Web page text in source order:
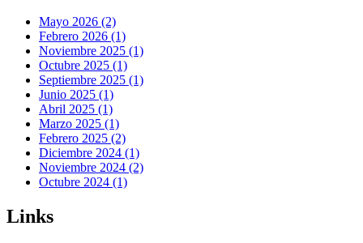
Mayo 2026 (2)
Febrero 2026 (1)
Noviembre 2025 (1)
Octubre 2025 (1)
Septiembre 2025 (1)
Junio 2025 (1)
Abril 2025 (1)
Marzo 2025 (1)
Febrero 2025 (2)
Diciembre 2024 (1)
Noviembre 2024 (2)
Octubre 2024 (1)
Links